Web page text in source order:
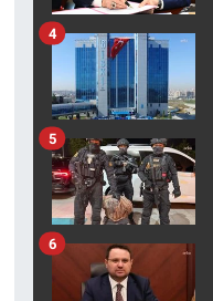
4
5
6